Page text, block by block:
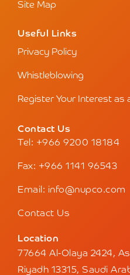
Site Map
Useful Links
Privacy Policy
Whistleblowing
Register Your Interest as
Contact Us
Tel: +966 9200 18184
Fax: +966 1141 96543
Email: info@nupco.com
Contact Us
Location
77664 Al-Olaya 2424,
Riyadh 13315, Saudi